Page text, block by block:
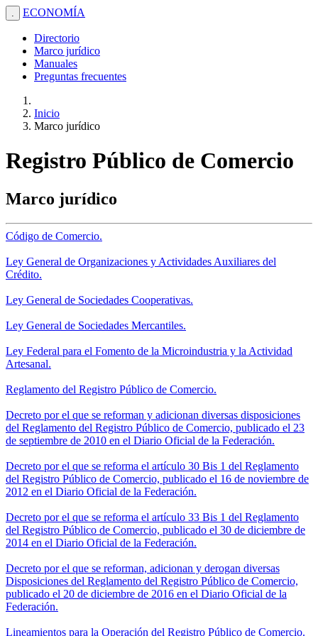
. ECONOMÍA
Directorio
Marco jurídico
Manuales
Preguntas frecuentes
Inicio
Marco jurídico
Registro Público de Comercio
Marco jurídico
Código de Comercio.
Ley General de Organizaciones y Actividades Auxiliares del
Crédito.
Ley General de Sociedades Cooperativas.
Ley General de Sociedades Mercantiles.
Ley Federal para el Fomento de la Microindustria y la Actividad
Artesanal.
Reglamento del Registro Público de Comercio.
Decreto por el que se reforman y adicionan diversas disposiciones
del Reglamento del Registro Público de Comercio, publicado el 23
de septiembre de 2010 en el Diario Oficial de la Federación.
Decreto por el que se reforma el artículo 30 Bis 1 del Reglamento
del Registro Público de Comercio, publicado el 16 de noviembre de
2012 en el Diario Oficial de la Federación.
Decreto por el que se reforma el artículo 33 Bis 1 del Reglamento
del Registro Público de Comercio, publicado el 30 de diciembre de
2014 en el Diario Oficial de la Federación.
Decreto por el que se reforman, adicionan y derogan diversas
Disposiciones del Reglamento del Registro Público de Comercio,
publicado el 20 de diciembre de 2016 en el Diario Oficial de la
Federación.
Lineamientos para la Operación del Registro Público de Comercio.